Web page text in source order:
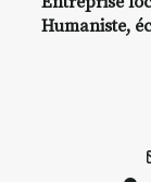
Humaniste,